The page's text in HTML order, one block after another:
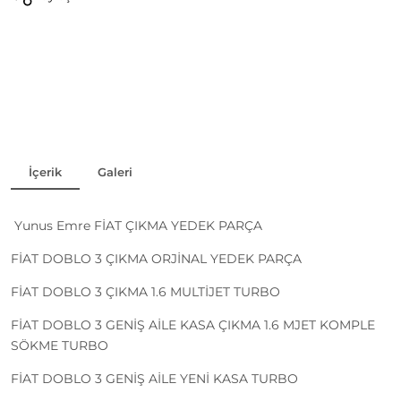
İçerik Galeri
Yunus Emre FİAT ÇIKMA YEDEK PARÇA
FİAT DOBLO 3 ÇIKMA ORJİNAL YEDEK PARÇA
FİAT DOBLO 3 ÇIKMA 1.6 MULTİJET TURBO
FİAT DOBLO 3 GENİŞ AİLE KASA ÇIKMA 1.6 MJET KOMPLE
SÖKME TURBO
FİAT DOBLO 3 GENİŞ AİLE YENİ KASA TURBO